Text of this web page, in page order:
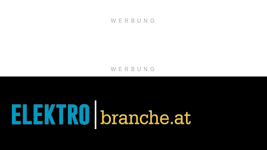
WERBUNG
WERBUNG